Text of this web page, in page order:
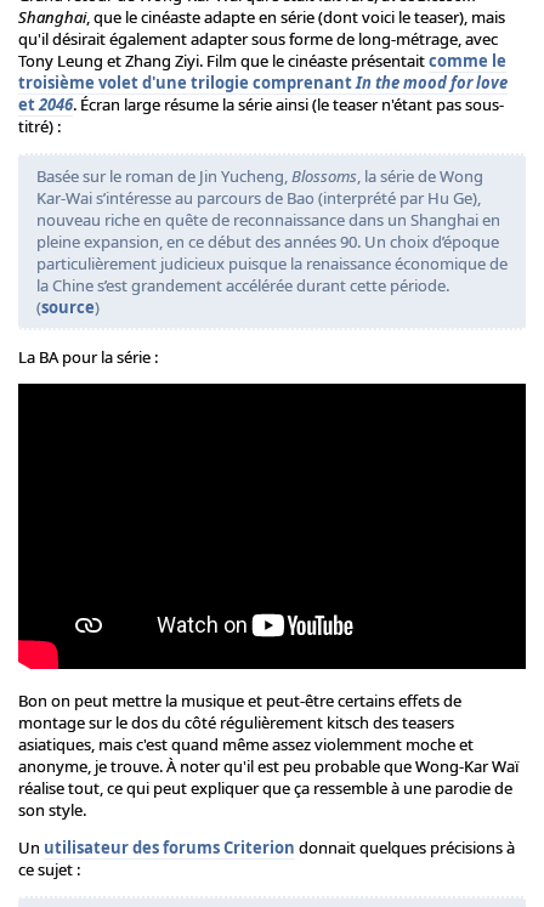
Shanghai, que le cinéaste adapte en série (dont voici le teaser), mais
qu'il désirait également adapter sous forme de long-métrage, avec
Tony Leung et Zhang Ziyi. Film que le cinéaste présentaitcomme le
troisième volet d'une trilogie comprenantIn the mood for love
et2046. Écran large résume la série ainsi (le teaser n'étant pas sous-
titré) :
Basée sur le roman de Jin Yucheng,Blossoms, la série de Wong
Kar-Wai s’intéresse au parcours de Bao (interprété par Hu Ge),
nouveau riche en quête de reconnaissance dans un Shanghai en
pleine expansion, en ce début des années 90. Un choix d’époque
particulièrement judicieux puisque la renaissance économique de
la Chine s’est grandement accélérée durant cette période.
(source)
La BA pour la série :
Bon on peut mettre la musique et peut-être certains effets de
montage sur le dos du côté régulièrement kitsch des teasers
asiatiques, mais c'est quand même assez violemment moche et
anonyme, je trouve. À noter qu'il est peu probable que Wong-Kar Waï
réalise tout, ce qui peut expliquer que ça ressemble à une parodie de
son style.
Un utilisateur des forums Criterion donnait quelques précisions à
ce sujet :